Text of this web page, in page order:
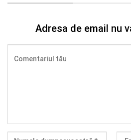
Adresa de email nu